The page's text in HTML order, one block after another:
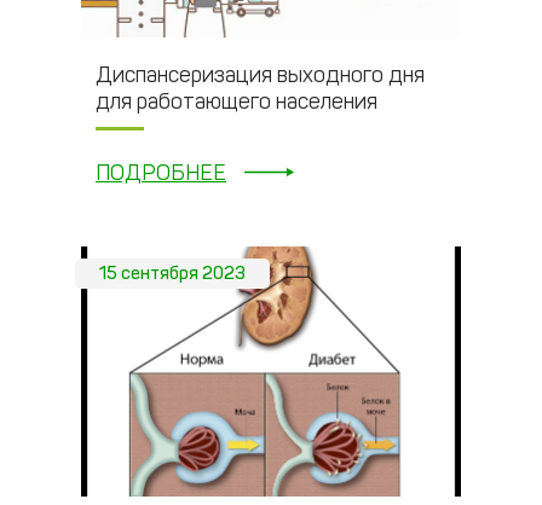
Диспансеризация выходного дня
для работающего населения
ПОДРОБНЕЕ
15 сентября 2023